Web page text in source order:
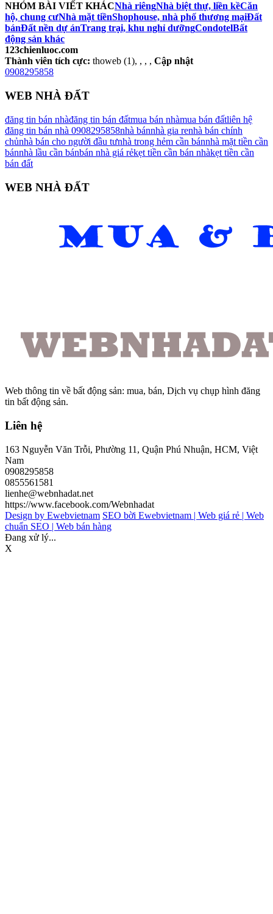
NHÓM BÀI VIẾT KHÁCNhà riêngNhà biệt thự, liền kềCăn
hộ, chung cưNhà mặt tiềnShophouse, nhà phố thương mạiĐất
bánĐất nền dự ánTrang trại, khu nghỉ dưỡngCondotelBất
động sản khác
123chienluoc.com
Thành viên tích cực: thoweb (1), , , , Cập nhật
0908295858
WEB NHÀ ĐẤT
đăng tin bán nhàđăng tin bán đấtmua bán nhàmua bán đấtliên hệ
đăng tin bán nhà 0908295858nhà bánnhà gia renhà bán chính
chủnhà bán cho người đầu tưnhà trong hẻm cần bánnhà mặt tiền cần
bánnhà lầu cần bánbán nhà giá rẻkẹt tiền cần bán nhàkẹt tiền cần
bán đất
WEB NHÀ ĐẤT
Web thông tin về bất động sản: mua, bán, Dịch vụ chụp hình đăng
tin bất động sản.
Liên hệ
163 Nguyễn Văn Trỗi, Phường 11, Quận Phú Nhuận, HCM, Việt
Nam
0908295858
0855561581
lienhe@webnhadat.net
https://www.facebook.com/Webnhadat
Design by Ewebvietnam SEO bời Ewebvietnam | Web giá rẻ | Web
chuẩn SEO | Web bán hàng
Đang xử lý...
X